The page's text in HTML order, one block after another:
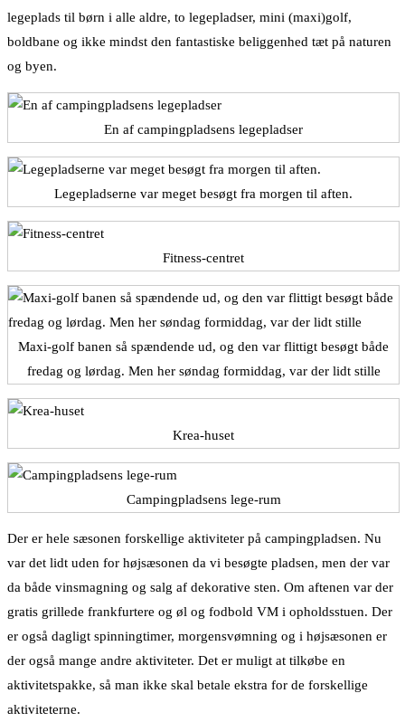
legeplads til børn i alle aldre, to legepladser, mini (maxi)golf,
boldbane og ikke mindst den fantastiske beliggenhed tæt på naturen
og byen.
En af campingpladsens legepladser
Legepladserne var meget besøgt fra morgen til aften.
Fitness-centret
Maxi-golf banen så spændende ud, og den var flittigt besøgt både
fredag og lørdag. Men her søndag formiddag, var der lidt stille
Krea-huset
Campingpladsens lege-rum
Der er hele sæsonen forskellige aktiviteter på campingpladsen. Nu
var det lidt uden for højsæsonen da vi besøgte pladsen, men der var
da både vinsmagning og salg af dekorative sten. Om aftenen var der
gratis grillede frankfurtere og øl og fodbold VM i opholdsstuen. Der
er også dagligt spinningtimer, morgensvømning og i højsæsonen er
der også mange andre aktiviteter. Det er muligt at tilkøbe en
aktivitetspakke, så man ikke skal betale ekstra for de forskellige
aktiviteterne.